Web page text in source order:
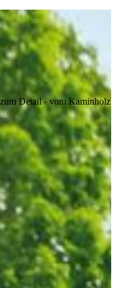
Detail - vom Kaminholz